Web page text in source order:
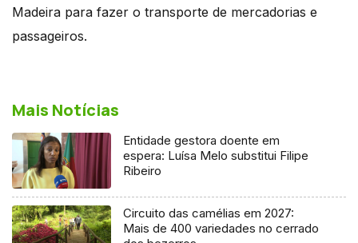
Madeira para fazer o transporte de mercadorias e
passageiros.
Mais Notícias
Entidade gestora doente em
espera: Luísa Melo substitui Filipe
Ribeiro
Circuito das camélias em 2027:
Mais de 400 variedades no cerrado